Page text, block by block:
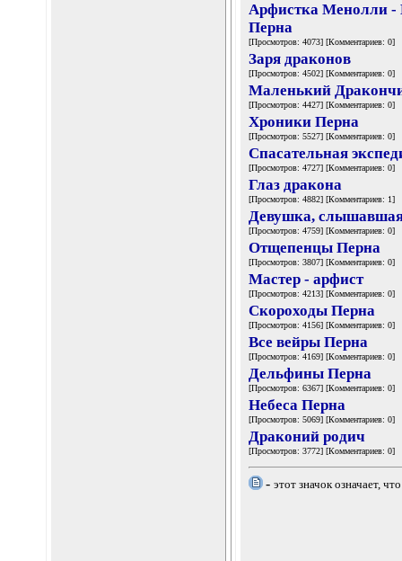
Арфистка Менолли -
Перна
[Просмотров: 4073] [Комментариев: 0]
Заря драконов
[Просмотров: 4502] [Комментариев: 0]
Маленький
[Просмотров: 4427] [Комментариев: 0]
Хроники Перна
[Просмотров: 5527] [Комментариев: 0]
Спасательная
[Просмотров: 4727] [Комментариев: 0]
Глаз дракона
[Просмотров: 4882] [Комментариев: 1]
Девушка,
[Просмотров: 4759] [Комментариев: 0]
Отщепенцы Перна
[Просмотров: 3807] [Комментариев: 0]
Мастер - арфист
[Просмотров: 4213] [Комментариев: 0]
Скороходы Перна
[Просмотров: 4156] [Комментариев: 0]
Все вейры Перна
[Просмотров: 4169] [Комментариев: 0]
Дельфины Перна
[Просмотров: 6367] [Комментариев: 0]
Небеса Перна
[Просмотров: 5069] [Комментариев: 0]
Драконий родич
[Просмотров: 3772] [Комментариев: 0]
- этот значок означает,